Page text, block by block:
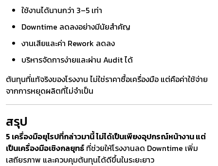
ใช้งานได้นานกว่า 3–5 เท่า
Downtime ลดลงอย่างมีนัยสำคัญ
งานเสียและค่า Rework ลดลง
บริหารจัดการง่ายและผ่าน Audit ได้
ต้นทุนที่แท้จริงของโรงงาน ไม่ใช่ราคาซื้อเครื่องมือ แต่คือค่าใช้จ่าย
จากการหยุดผลิตที่ไม่จำเป็น
สรุป
5 เครื่องมือยุโรปที่กล่าวมานี้ ไม่ได้เป็นเพียงอุปกรณ์หน้างาน แต่
เป็นเครื่องมือเชิงกลยุทธ์ ที่ช่วยให้โรงงานลด Downtime เพิ่ม
เสถียรภาพ และควบคุมต้นทุนได้ดีขึ้นในระยะยาว